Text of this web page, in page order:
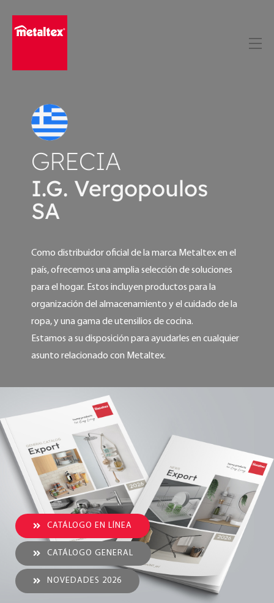
GRECIA
I.G. Vergopoulos
SA
Como distribuidor oficial de la marca Metaltex en el
país, ofrecemos una amplia selección de soluciones
para el hogar. Estos incluyen productos para la
organización del almacenamiento y el cuidado de la
ropa, y una gama de utensilios de cocina.
Estamos a su disposición para ayudarles en cualquier
asunto relacionado con Metaltex.
CATÁLOGO EN LÍNEA
CATÁLOGO GENERAL
NOVEDADES 2026